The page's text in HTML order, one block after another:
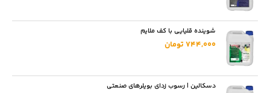
شوینده قلیایی با کف ملایم
744,000 تومان
دسکالین | رسوب زدای بویلرهای صنعتی